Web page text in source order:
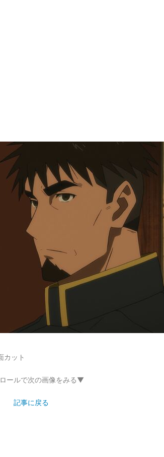
カット
ールで次の画像をみる▼
記事に戻る